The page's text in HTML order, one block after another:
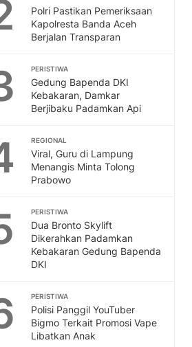
Polri Pastikan Pemeriksaan
Kapolresta Banda Aceh
Berjalan Transparan
PERISTIWA
Gedung Bapenda DKI
Kebakaran, Damkar
Berjibaku Padamkan Api
REGIONAL
Viral, Guru di Lampung
Menangis Minta Tolong
Prabowo
PERISTIWA
Dua Bronto Skylift
Dikerahkan Padamkan
Kebakaran Gedung Bapenda
DKI
PERISTIWA
Polisi Panggil YouTuber
Bigmo Terkait Promosi Vape
Libatkan Anak